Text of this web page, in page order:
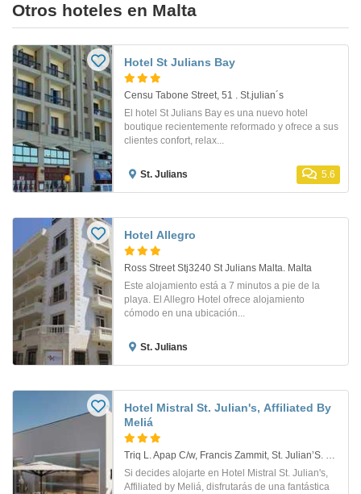
Otros hoteles en Malta
Hotel St Julians Bay
Censu Tabone Street, 51 . St.julian´s
El hotel St Julians Bay es una nuevo hotel
boutique recientemente reformado y ofrece a sus
clientes confort, relax...
St. Julians 5.6
Hotel Allegro
Ross Street Stj3240 St Julians Malta. Malta
Este alojamiento está a 7 minutos a pie de la
playa. El Allegro Hotel ofrece alojamiento
cómodo en una ubicación...
St. Julians
Hotel Mistral St. Julian's, Affiliated By
Meliá
Triq L. Apap C/w, Francis Zammit, St. Julian’S. San Julián
Si decides alojarte en Hotel Mistral St. Julian's,
Affiliated by Meliá, disfrutarás de una fantástica